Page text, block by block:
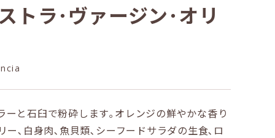
トラ･ヴァージン･オリ
と石臼で粉砕します｡オレンジの鮮やかな香り
ー､白身肉､魚貝類､シーフードサラダの生食､ロ